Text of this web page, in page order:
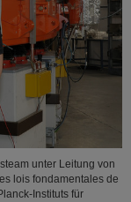
unter Leitung von
lois fondamentales de
Instituts für